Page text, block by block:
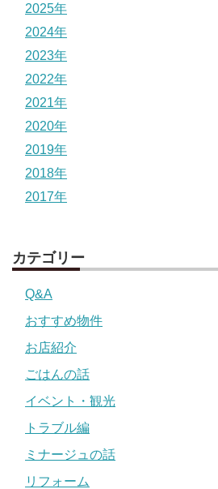
2025年
2024年
2023年
2022年
2021年
2020年
2019年
2018年
2017年
カテゴリー
Q&A
おすすめ物件
お店紹介
ごはんの話
イベント・観光
トラブル編
ミナージュの話
リフォーム